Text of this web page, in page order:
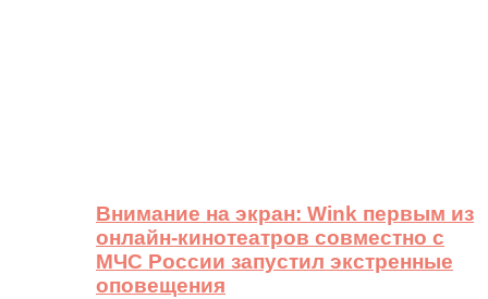
Внимание на экран: Wink первым из
онлайн-кинотеатров совместно с
МЧС России запустил экстренные
оповещения